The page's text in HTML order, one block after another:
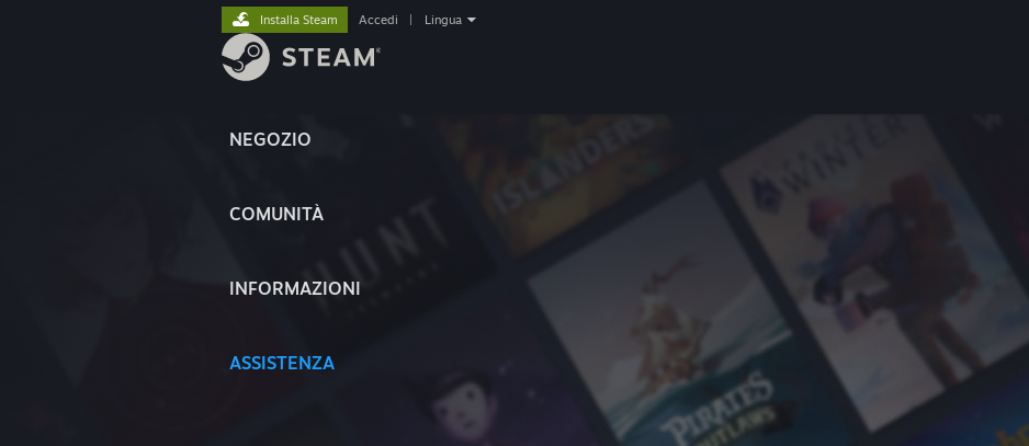
NEGOZIO
COMUNITÀ
INFORMAZIONI
ASSISTENZA
Installa Steam Accedi Lingua